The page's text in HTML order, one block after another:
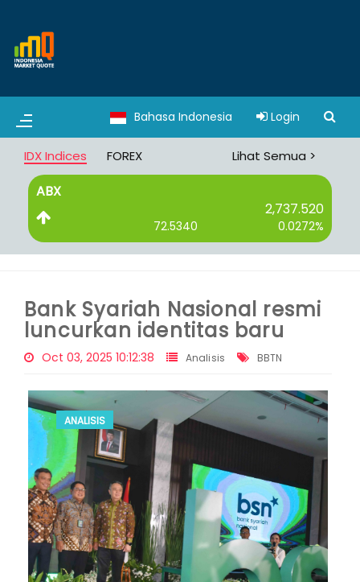
Bahasa Indonesia Login
IDX Indices FOREX Lihat Semua >
ABX
2,737.520
72.5340 0.0272%
Bank Syariah Nasional resmi
luncurkan identitas baru
Oct 03, 2025 10:12:38 Analisis BBTN
ANALISIS